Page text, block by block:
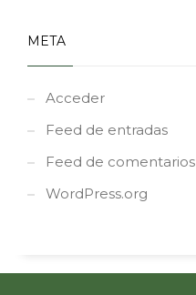
META
Acceder
Feed de entradas
Feed de comentarios
WordPress.org